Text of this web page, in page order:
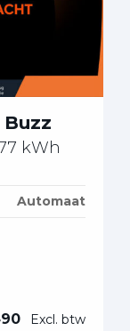
kWh
Automaat
Excl. btw